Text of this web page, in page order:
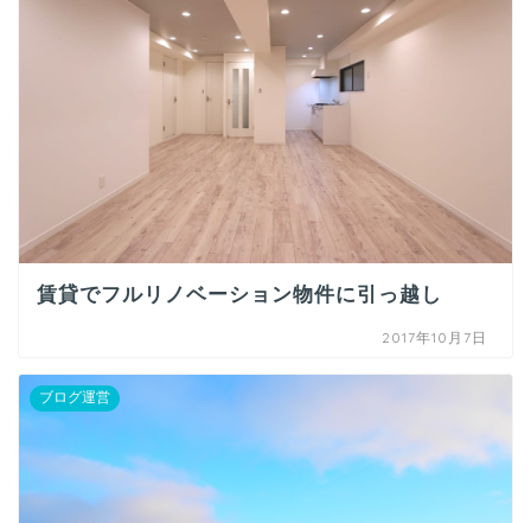
賃貸でフルリノベーション物件に引っ越し
2017年10月7日
ブログ運営